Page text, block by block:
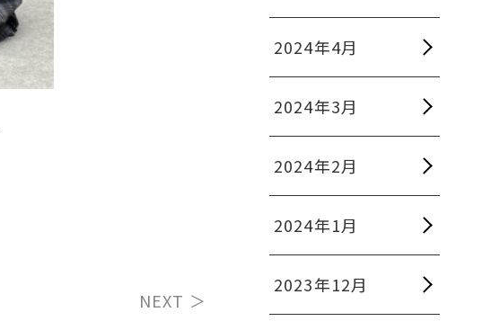
NEXT ＞
2024年4月
2024年3月
2024年2月
2024年1月
2023年12月